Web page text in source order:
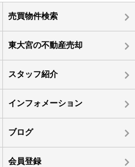
売買物件検索
東大宮の不動産売却
スタッフ紹介
インフォメーション
ブログ
会員登録